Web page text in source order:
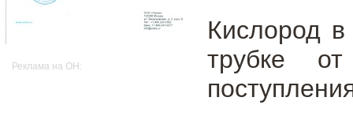
Реклама на OH:
Кислород в
трубке